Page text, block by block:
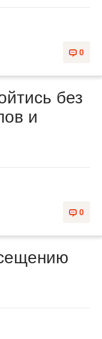
0
без
и
0